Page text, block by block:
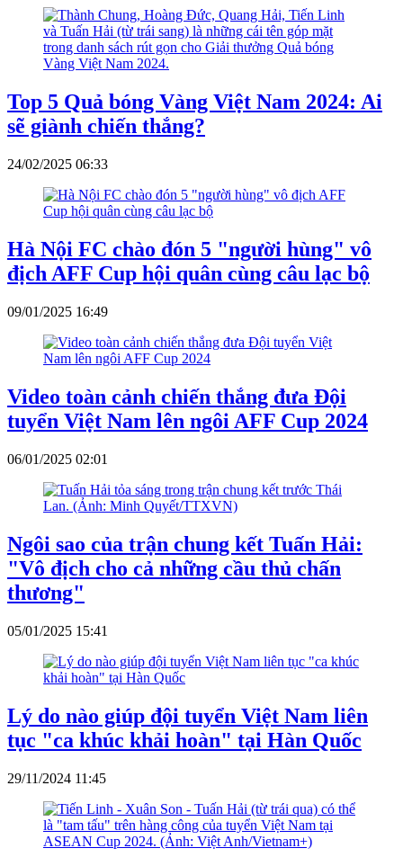
Top 5 Quả bóng Vàng Việt Nam 2024: Ai
sẽ giành chiến thắng?
24/02/2025 06:33
Hà Nội FC chào đón 5 "người hùng" vô
địch AFF Cup hội quân cùng câu lạc bộ
09/01/2025 16:49
Video toàn cảnh chiến thắng đưa Đội
tuyển Việt Nam lên ngôi AFF Cup 2024
06/01/2025 02:01
Ngôi sao của trận chung kết Tuấn Hải:
"Vô địch cho cả những cầu thủ chấn
thương"
05/01/2025 15:41
Lý do nào giúp đội tuyển Việt Nam liên
tục "ca khúc khải hoàn" tại Hàn Quốc
29/11/2024 11:45